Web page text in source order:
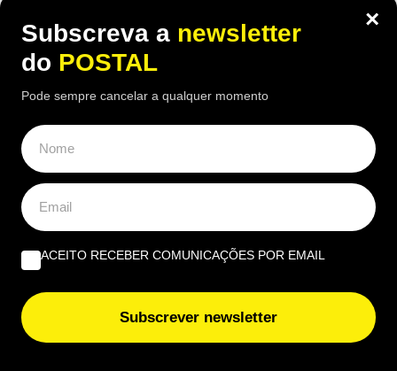
AUTO
Viu um carro estacionado com cartão
nas rodas? Este é o motivo (e não tem
15:50 4 Agosto, 2026|Rubén Gonçalves
Muitos condutores colocam pedaços de cartão
junto às rodas dos carros estacionados ao sol
×
Subscreva a newsletter
do POSTAL
Pode sempre cancelar a qualquer momento
ACEITO RECEBER COMUNICAÇÕES POR EMAIL
Subscrever newsletter